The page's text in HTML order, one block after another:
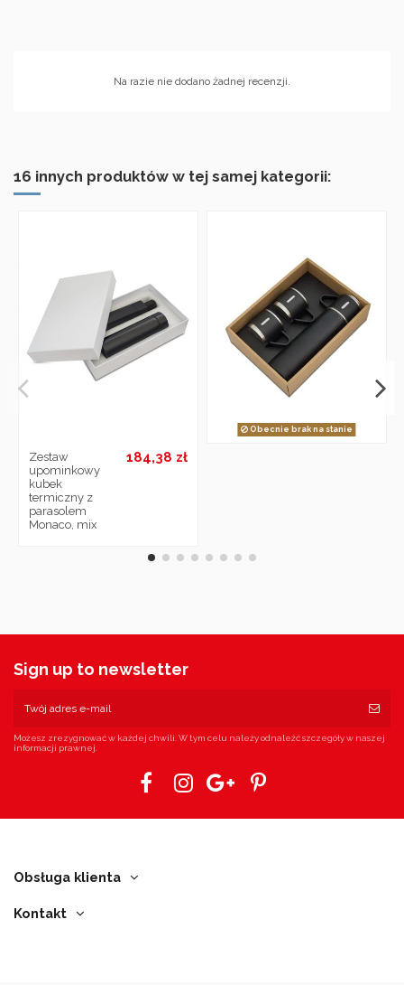
Na razie nie dodano żadnej recenzji.
16 innych produktów w tej samej kategorii:
Zestaw
upominkowy
kubek
termiczny z
parasolem
Monaco, mix
184,38 zł
Obecnie brak na stanie
Sign up to newsletter
Możesz zrezygnować w każdej chwili. W tym celu należy odnaleźć szczegóły w naszej
informacji prawnej.
Obsługa klienta
Kontakt